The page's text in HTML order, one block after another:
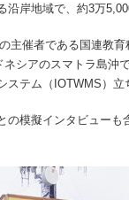
岸地域で、約3万
主催者である国連教育
シアのスマトラ島沖
テム（IOTWMS）立
模擬インタビューも